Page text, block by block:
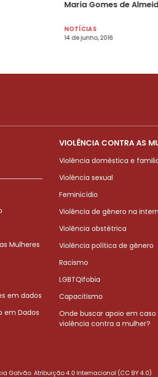
Maria Gomes de
NOTÍCIAS
14 de junho, 2016
Mulheres
em dados
em Dados
VIOLÊNCIA CONTRA AS
Violência doméstica e
Violência sexual
Feminicídio
Violência de gênero na
Violência obstétrica
Violência política de gênero
Racismo
LGBTQIfobia
Capacitismo
Onde buscar apoio em caso
violência contra a mulher?
Galvão. Atribuição 4.0 Internacional (CC BY 4.0)